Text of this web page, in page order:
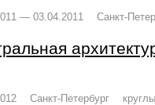
— 03.04.2011 Санкт-
Санкт-Петербург